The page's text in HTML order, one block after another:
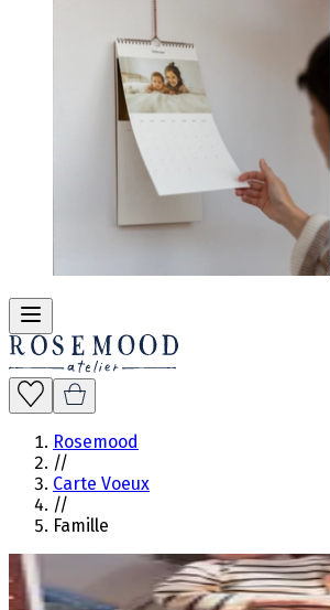
Rosemood
//
Carte Voeux
//
Famille